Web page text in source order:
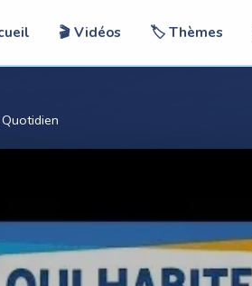
🎬 Vidéos 🏷️ Thèmes